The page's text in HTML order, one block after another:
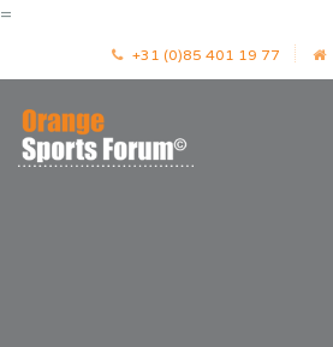
=
+31 (0)85 401 19 77